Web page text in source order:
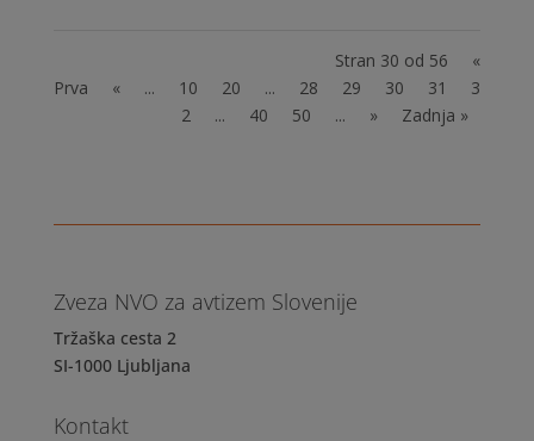
Stran 30 od 56
«
Prva
« ... 10 20 ... 28 29 30 31
3
2
... 40 50 ... » Zadnja »
Zveza NVO za avtizem Slovenije
Tržaška cesta 2
SI-1000 Ljubljana
Kontakt